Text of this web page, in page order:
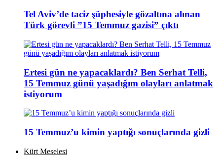
Tel Aviv’de taciz şüphesiyle gözaltına alınan
Türk görevli ”15 Temmuz gazisi” çıktı
Ertesi gün ne yapacaklardı? Ben Serhat Telli,
15 Temmuz günü yaşadığım olayları anlatmak
istiyorum
15 Temmuz’u kimin yaptığı sonuçlarında gizli
Kürt Meselesi